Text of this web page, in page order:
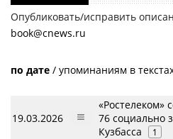
Опубликовать/исправить
book@cnews.ru
по дате / упоминаниям в
19.03.2026
«Ростелеком»
76 социально
Кузбасса
1